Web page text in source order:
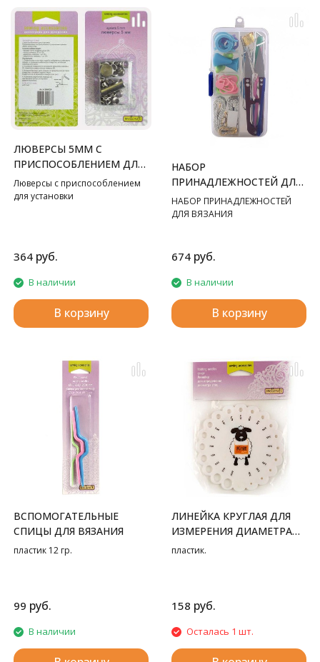
ЛЮВЕРСЫ 5ММ С
ПРИСПОСОБЛЕНИЕМ ДЛЯ
УСТАНОВКИ
Люверсы с приспособлением
для установки
364 руб.
В наличии
В корзину
НАБОР
ПРИНАДЛЕЖНОСТЕЙ ДЛЯ
ВЯЗАНИЯ
НАБОР ПРИНАДЛЕЖНОСТЕЙ
ДЛЯ ВЯЗАНИЯ
674 руб.
В наличии
В корзину
ВСПОМОГАТЕЛЬНЫЕ
СПИЦЫ ДЛЯ ВЯЗАНИЯ
пластик 12 гр.
99 руб.
В наличии
ЛИНЕЙКА КРУГЛАЯ ДЛЯ
ИЗМЕРЕНИЯ ДИАМЕТРА
СПИЦ
пластик.
158 руб.
Осталась 1 шт.